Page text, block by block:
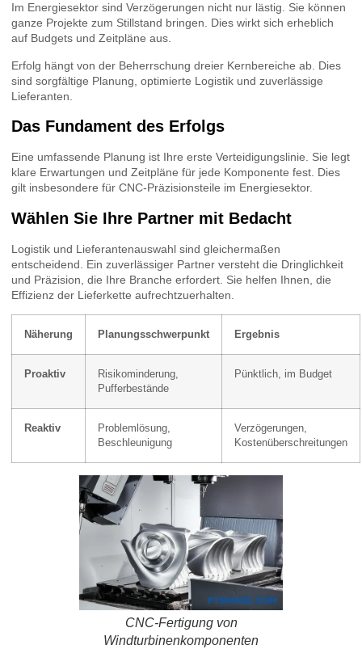
Im Energiesektor sind Verzögerungen nicht nur lästig. Sie können
ganze Projekte zum Stillstand bringen. Dies wirkt sich erheblich
auf Budgets und Zeitpläne aus.
Erfolg hängt von der Beherrschung dreier Kernbereiche ab. Dies
sind sorgfältige Planung, optimierte Logistik und zuverlässige
Lieferanten.
Das Fundament des Erfolgs
Eine umfassende Planung ist Ihre erste Verteidigungslinie. Sie legt
klare Erwartungen und Zeitpläne für jede Komponente fest. Dies
gilt insbesondere für CNC-Präzisionsteile im Energiesektor.
Wählen Sie Ihre Partner mit Bedacht
Logistik und Lieferantenauswahl sind gleichermaßen
entscheidend. Ein zuverlässiger Partner versteht die Dringlichkeit
und Präzision, die Ihre Branche erfordert. Sie helfen Ihnen, die
Effizienz der Lieferkette aufrechtzuerhalten.
Näherung Planungsschwerpunkt Ergebnis
Proaktiv
Risikominderung,
Pufferbestände
Pünktlich, im Budget
Reaktiv
Problemlösung,
Beschleunigung
Verzögerungen,
Kostenüberschreitungen
CNC-Fertigung von
Windturbinenkomponenten